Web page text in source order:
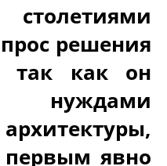
решения
так как он
нуждами
первым явно